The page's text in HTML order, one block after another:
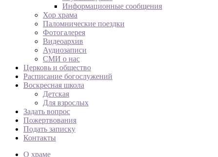
Информационные сообщения
Хор храма
Паломнические поездки
Фотогалерея
Видеоархив
Аудиозаписи
СМИ о нас
Церковь и общество
Расписание богослужений
Воскресная школа
Детская
Для взрослых
Задать вопрос
Пожертвования
Подать записку
Контакты
О храме